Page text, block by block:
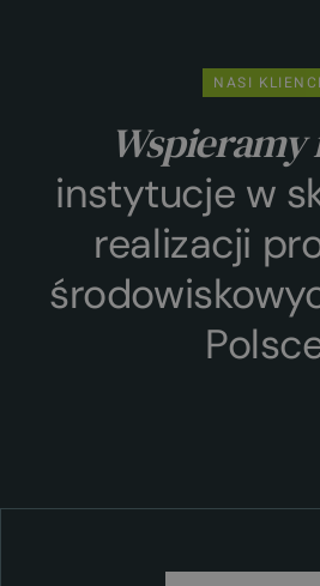
NASI KLIENCI
instytucje w
realizacji